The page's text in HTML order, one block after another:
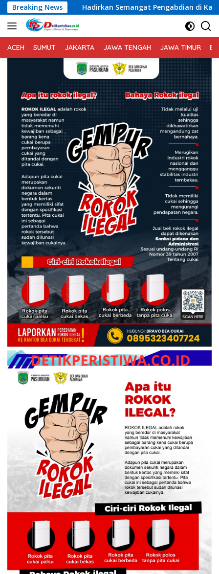
Langsung
ke
konten
Breaking News
Hadirkan Semangat Pengabdian di Kampung Nelayan,
ACEH SUMUT JAKARTA JAWA TENGAH JAWA TIMUR